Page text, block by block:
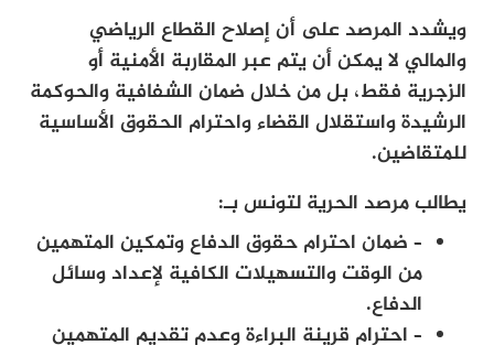
ويشدد المرصد على أن إصلاح القطاع الرياضي
والمالي لا يمكن أن يتم عبر المقاربة الأمنية أو
الزجرية فقط، بل من خلال ضمان الشفافية والحوكمة
الرشيدة واستقلال القضاء واحترام الحقوق الأساسية
للمتقاضين.
يطالب مرصد الحرية لتونس بـ:
– ضمان احترام حقوق الدفاع وتمكين المتهمين
من الوقت والتسهيلات الكافية لإعداد وسائل
الدفاع.
– احترام قرينة البراءة وعدم تقديم المتهمين